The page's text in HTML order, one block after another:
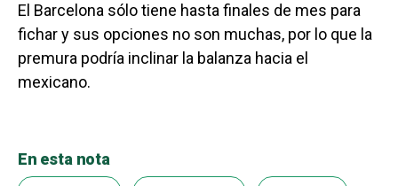
El Barcelona sólo tiene hasta finales de mes para
fichar y sus opciones no son muchas, por lo que la
premura podría inclinar la balanza hacia el
mexicano.
En esta nota